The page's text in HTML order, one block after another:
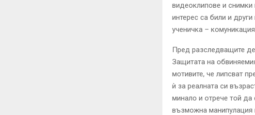
видеоклипове и снимки
интерес са били и
ученичка –
Пред разследващите
Защитата на
мотивите, че липсват
ѝ за реалната си
минало и отрече той
възможна манипулация